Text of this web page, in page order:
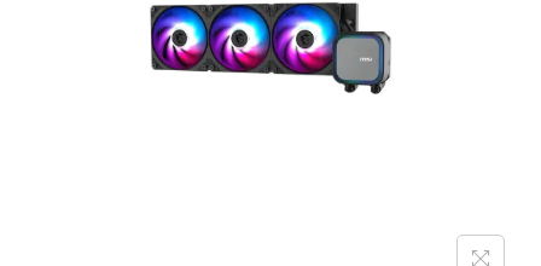
g
a
n
i